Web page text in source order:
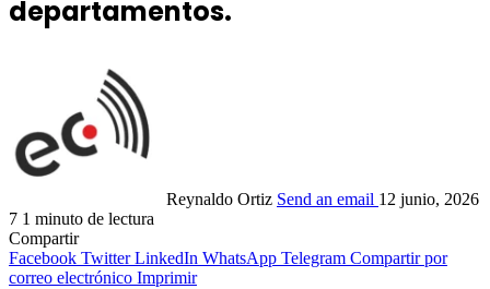
departamentos.
Reynaldo Ortiz Send an email 12 junio, 2026
7 1 minuto de lectura
Compartir
Facebook Twitter LinkedIn WhatsApp Telegram Compartir por
correo electrónico Imprimir